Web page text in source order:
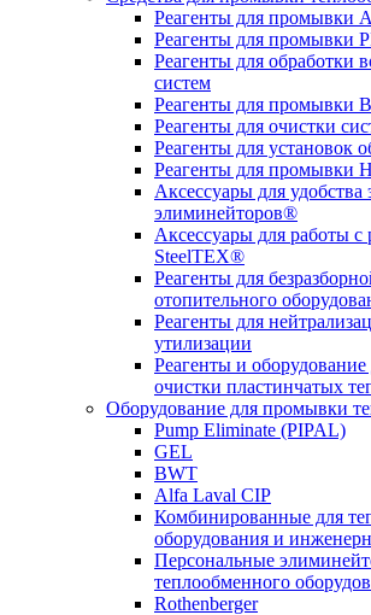
Реагенты для промывки
Реагенты для промывки
Реагенты для обработки
систем
Реагенты для промывки
Реагенты для очистки
Реагенты для установок
Реагенты для промывки
Аксессуары для удобства
элиминейторов®
Аксессуары для работы с
SteelTEX®
Реагенты для
отопительного
Реагенты для
утилизации
Реагенты и оборудование
очистки пластинчатых
Оборудование для промывки
Pump Eliminate (PIPAL)
GEL
BWT
Alfa Laval CIP
Комбинированные для
оборудования и
Персональные
теплообменного
Rothenberger